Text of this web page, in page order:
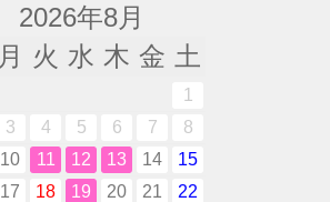
2026年8月
月 火 水 木 金 土
1
3 4 5 6 7
8
10 11 12 13 14
15
17 18 19 20 21
22